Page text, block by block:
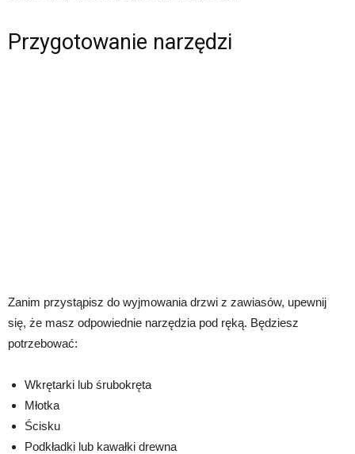
Przygotowanie narzędzi
Zanim przystąpisz do wyjmowania drzwi z zawiasów, upewnij
się, że masz odpowiednie narzędzia pod ręką. Będziesz
potrzebować:
Wkrętarki lub śrubokręta
Młotka
Ścisku
Podkładki lub kawałki drewna